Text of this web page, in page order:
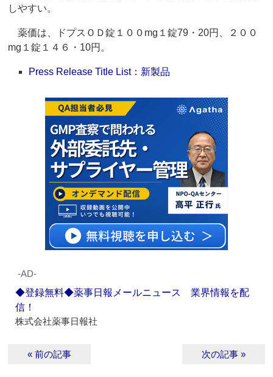
しやすい。
薬価は、ドプスＯＤ錠１００mg１錠79・20円、２００
mg１錠１４６・10円。
Press Release Title List：新製品
‐AD‐
◆登録無料◆薬事日報メールニュース 業界情報を配
信！
株式会社薬事日報社
« 前の記事 次の記事 »